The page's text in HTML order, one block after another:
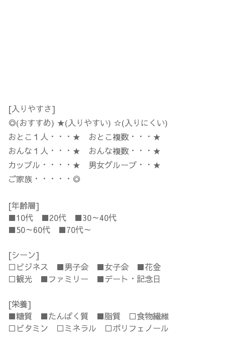
[入りやすさ]
◎(おすすめ) ★(入りやすい) ☆(入りにくい)
おとこ１人・・・★ おとこ複数・・・★
おんな１人・・・★ おんな複数・・・★
カップル・・・・★ 男女グループ・・★
ご家族・・・・・◎
[年齢層]
■10代 ■20代 ■30～40代
■50～60代 ■70代～
[シーン]
□ビジネス ■男子会 ■女子会 ■花金
□観光 ■ファミリー ■デート・記念日
[栄養]
■糖質 ■たんぱく質 ■脂質 □食物繊維
□ビタミン □ミネラル □ポリフェノール